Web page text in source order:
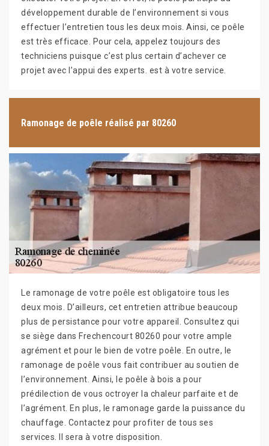
développement durable de l’environnement si vous
effectuer l’entretien tous les deux mois. Ainsi, ce poêle
est très efficace. Pour cela, appelez toujours des
techniciens puisque c’est plus certain d’achever ce
projet avec l’appui des experts. est à votre service.
Ramonage de poêle réalisé par 80260
Le ramonage de votre poêle est obligatoire tous les
deux mois. D’ailleurs, cet entretien attribue beaucoup
plus de persistance pour votre appareil. Consultez qui
se siège dans Frechencourt 80260 pour votre ample
agrément et pour le bien de votre poêle. En outre, le
ramonage de poêle vous fait contribuer au soutien de
l’environnement. Ainsi, le poêle à bois a pour
prédilection de vous octroyer la chaleur parfaite et de
l’agrément. En plus, le ramonage garde la puissance du
chauffage. Contactez pour profiter de tous ses
services. Il sera à votre disposition.